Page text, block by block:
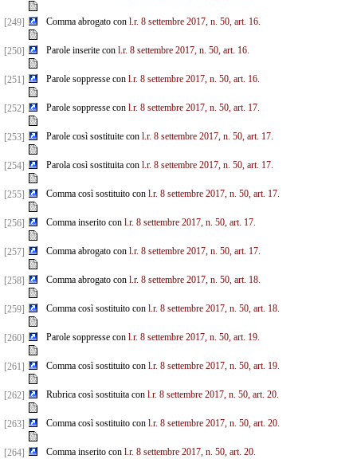
[249] Comma abrogato con l.r. 8 settembre 2017, n. 50, art. 16.
[250] Parole inserite con l.r. 8 settembre 2017, n. 50, art. 16.
[251] Parole soppresse con l.r. 8 settembre 2017, n. 50, art. 16.
[252] Parole soppresse con l.r. 8 settembre 2017, n. 50, art. 17.
[253] Parole così sostituite con l.r. 8 settembre 2017, n. 50, art. 17.
[254] Parola così sostituita con l.r. 8 settembre 2017, n. 50, art. 17.
[255] Comma così sostituito con l.r. 8 settembre 2017, n. 50, art. 17.
[256] Comma inserito con l.r. 8 settembre 2017, n. 50, art. 17.
[257] Comma abrogato con l.r. 8 settembre 2017, n. 50, art. 17.
[258] Comma abrogato con l.r. 8 settembre 2017, n. 50, art. 18.
[259] Comma così sostituito con l.r. 8 settembre 2017, n. 50, art. 18.
[260] Parole soppresse con l.r. 8 settembre 2017, n. 50, art. 19.
[261] Comma così sostituito con l.r. 8 settembre 2017, n. 50, art. 19.
[262] Rubrica così sostituita con l.r. 8 settembre 2017, n. 50, art. 20.
[263] Comma così sostituito con l.r. 8 settembre 2017, n. 50, art. 20.
[264] Comma inserito con l.r. 8 settembre 2017, n. 50, art. 20.